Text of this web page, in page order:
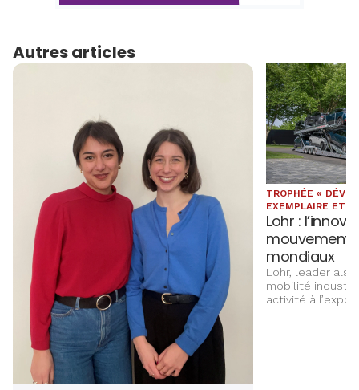
Autres articles
TROPHÉE «
EXEMPLAIRE ET
Lohr :
mouvement
mondiaux
Lohr, leader
mobilité
activité à